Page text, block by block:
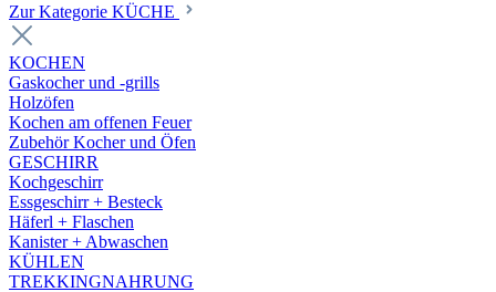
Zur Kategorie KÜCHE
KOCHEN
Gaskocher und -grills
Holzöfen
Kochen am offenen Feuer
Zubehör Kocher und Öfen
GESCHIRR
Kochgeschirr
Essgeschirr + Besteck
Häferl + Flaschen
Kanister + Abwaschen
KÜHLEN
TREKKINGNAHRUNG